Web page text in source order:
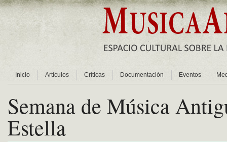
Inicio Artículos Críticas Documentación Eventos
Semana de Música
Estella